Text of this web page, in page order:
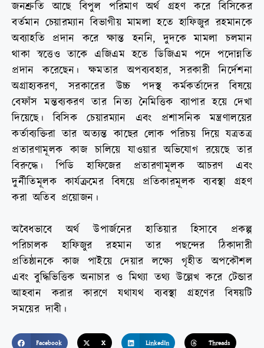
জনশ্রুতি আছে বিপুল পরিমাণ অর্থ গ্রহণ করে বিসিকের
বর্তমান চেয়ারম্যান বিভাগীয় মামলা হতে হাফিজুর রহমানকে
অব্যাহতি প্রদান করে ক্ষান্ত হননি, দুদকে মামলা চলমান
থাকা স্বত্তেও তাকে এজিএম হতে ডিজিএম পদে পদোন্নতি
প্রদান করেছেন। ক্ষমতার অপব্যবহার, সরকারী নির্দেশনা
অগ্রাহ্যকরণ, সরকারের উচ্চ পদস্থ কর্মকর্তাদের বিষয়ে
বেফাঁস মন্তব্যকরণ তার নিত্য নৈমিত্তিক ব্যাপার হয়ে দেখা
দিয়েছে। বিসিক চেয়ারম্যান এবং প্রশাসনিক মন্ত্রণালয়ের
কর্তাব্যক্তিরা তার অত্যন্ত কাছের লোক পরিচয় দিয়ে যত্রতত্র
প্রতারণামূলক কাজ চালিয়ে যাওয়ার অভিযোগ রয়েছে তার
বিরুদ্ধে। পিডি হাফিজের প্রতারণামূলক আচরণ এবং
দুর্নীতিমূলক কার্যক্রমের বিষয়ে প্রতিকারমূলক ব্যবস্থা গ্রহণ
করা অতিব প্রয়োজন।
অবৈধভাবে অর্থ উপার্জনের হাতিয়ার হিসাবে প্রকল্প
পরিচালক হাফিজুর রহমান তার পছন্দের ঠিকাদারী
প্রতিষ্ঠানকে কাজ পাইয়ে দেয়ার লক্ষ্যে গৃহীত অপকৌশল
এবং বুদ্ধিভিত্তিক অনাচার ও মিথ্যা তথ্য উল্লেখ করে টেন্ডার
আহবান করার কারণে যথাযথ ব্যবস্থা গ্রহণের বিষয়টি
সময়ের দাবী।
Facebook X LinkedIn Threads